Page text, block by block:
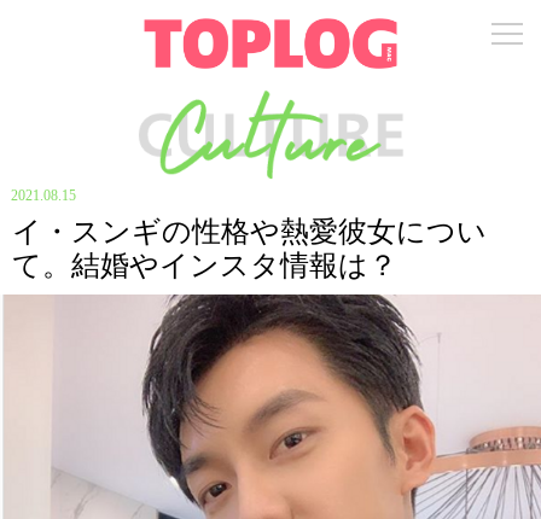
2021.08.15
イ・スンギの性格や熱愛彼女につい
て。結婚やインスタ情報は？